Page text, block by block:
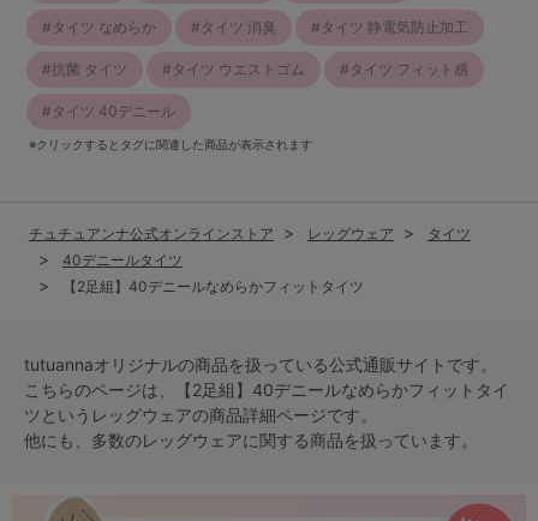
タイツ なめらか タイツ 消臭 タイツ 静電気防止加工
抗菌 タイツ タイツ ウエストゴム タイツ フィット感
タイツ 40デニール
※クリックするとタグに関連した商品が表示されます
チュチュアンナ公式オンラインストア レッグウェア
タイツ
40デニールタイツ
【2足組】40デニールなめらかフィットタイツ
tutuannaオリジナルの商品を扱っている公式通販サイトです。
こちらのページは、【2足組】40デニールなめらかフィットタイ
ツという レッグウェアの商品詳細ページです。
他にも、多数のレッグウェアに関する商品を扱っています。